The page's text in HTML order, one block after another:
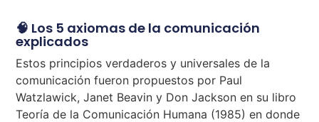
🧠 Los 5 axiomas de la comunicación
explicados
Estos principios verdaderos y universales de la
comunicación fueron propuestos por Paul
Watzlawick, Janet Beavin y Don Jackson en su libro
Teoría de la Comunicación Humana (1985) en donde